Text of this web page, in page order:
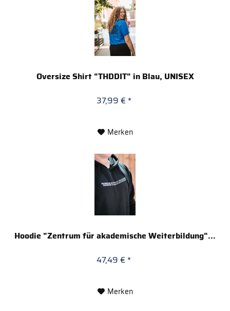
Oversize Shirt "THDDIT" in Blau, UNISEX
37,99 € *
Merken
Hoodie "Zentrum für akademische Weiterbildung"...
47,49 € *
Merken